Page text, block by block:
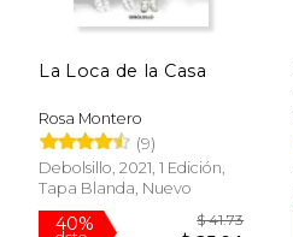
15%
dcto. $ 7.23
La Loca de la Casa
Rosa Montero
(9)
Debolsillo, 2021, 1 Edición,
Tapa Blanda, Nuevo